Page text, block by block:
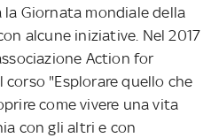
la Giornata mondiale della
alcune iniziative. Nel 2017
Action for
"Esplorare quello che
come vivere una vita
con gli altri e con